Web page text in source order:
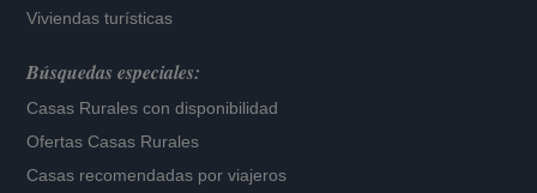
Viviendas turísticas
Búsquedas especiales:
Casas Rurales con disponibilidad
Ofertas Casas Rurales
Casas recomendadas por viajeros